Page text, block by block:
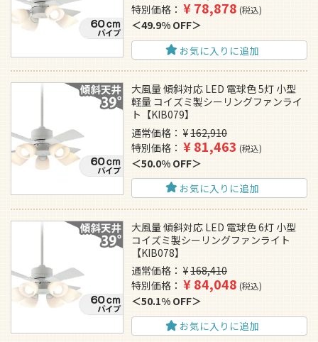
特別価格
¥78,878 税込
49.9% OFF
お気に入りに追加
大風量 傾斜対応 LED 電球色 5灯 小型
軽量 コイズミ製シーリングファンライ
ト【KIB079】
通常価格
¥162,910
特別価格
¥81,463 税込
50.0% OFF
お気に入りに追加
大風量 傾斜対応 LED 電球色 6灯 小型
コイズミ製シーリングファンライト
【KIB078】
通常価格
¥168,410
特別価格
¥84,048 税込
50.1% OFF
お気に入りに追加